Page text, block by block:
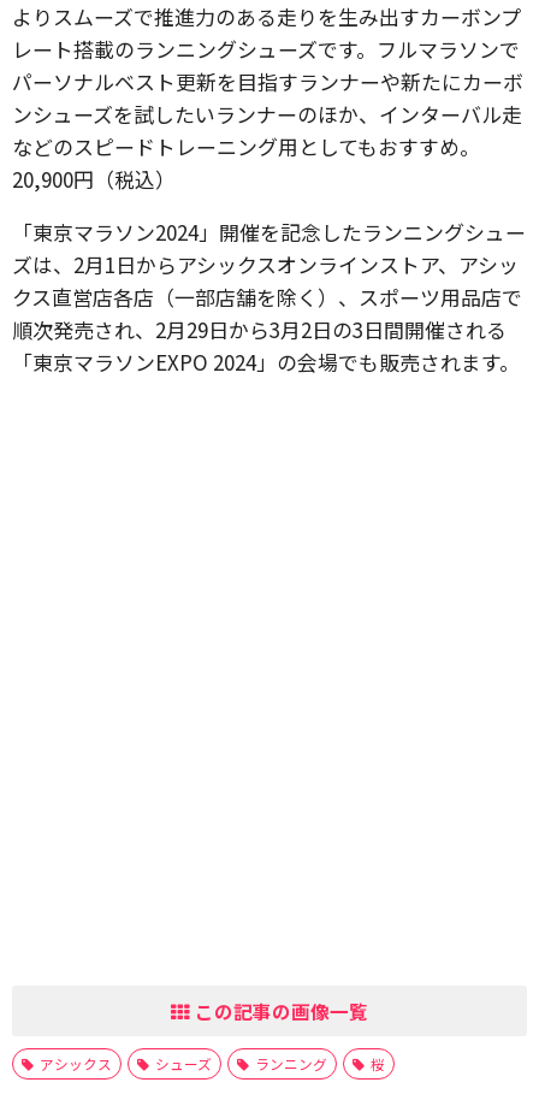
よりスムーズで推進力のある走りを生み出すカーボンプ
レート搭載のランニングシューズです。フルマラソンで
パーソナルベスト更新を目指すランナーや新たにカーボ
ンシューズを試したいランナーのほか、インターバル走
などのスピードトレーニング用としてもおすすめ。
20,900円（税込）
「東京マラソン2024」開催を記念したランニングシュー
ズは、2月1日からアシックスオンラインストア、アシッ
クス直営店各店（一部店舗を除く）、スポーツ用品店で
順次発売され、2月29日から3月2日の3日間開催される
「東京マラソンEXPO 2024」の会場でも販売されます。
この記事の画像一覧
アシックス シューズ ランニング 桜